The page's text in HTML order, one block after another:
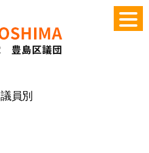
議員別